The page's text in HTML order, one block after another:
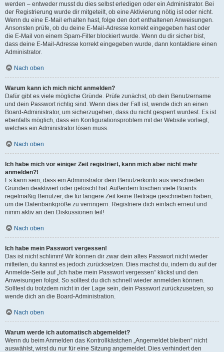
werden – entweder musst du dies selbst erledigen oder ein Administrator. Bei
der Registrierung wurde dir mitgeteilt, ob eine Aktivierung nötig ist oder nicht.
Wenn du eine E-Mail erhalten hast, folge den dort enthaltenen Anweisungen.
Ansonsten prüfe, ob du deine E-Mail-Adresse korrekt eingegeben hast oder
die E-Mail von einem Spam-Filter blockiert wurde. Wenn du dir sicher bist,
dass deine E-Mail-Adresse korrekt eingegeben wurde, dann kontaktiere einen
Administrator.
Nach oben
Warum kann ich mich nicht anmelden?
Dafür gibt es viele mögliche Gründe. Prüfe zunächst, ob dein Benutzername
und dein Passwort richtig sind. Wenn dies der Fall ist, wende dich an einen
Board-Administrator, um sicherzugehen, dass du nicht gesperrt wurdest. Es ist
ebenfalls möglich, dass ein Konfigurationsproblem mit der Website vorliegt,
welches ein Administrator lösen muss.
Nach oben
Ich habe mich vor einiger Zeit registriert, kann mich aber nicht mehr
anmelden?!
Es kann sein, dass ein Administrator dein Benutzerkonto aus verschieden
Gründen deaktiviert oder gelöscht hat. Außerdem löschen viele Boards
regelmäßig Benutzer, die für längere Zeit keine Beiträge geschrieben haben,
um die Datenbankgröße zu verringern. Registriere dich einfach erneut und
nimm aktiv an den Diskussionen teil!
Nach oben
Ich habe mein Passwort vergessen!
Das ist nicht schlimm! Wir können dir zwar dein altes Passwort nicht wieder
mitteilen, du kannst es jedoch zurücksetzen. Dies machst du, indem du auf der
Anmelde-Seite auf „Ich habe mein Passwort vergessen“ klickst und den
Anweisungen folgst. So solltest du dich schnell wieder anmelden können.
Solltest du trotzdem nicht in der Lage sein, dein Passwort zurückzusetzen, so
wende dich an die Board-Administration.
Nach oben
Warum werde ich automatisch abgemeldet?
Wenn du beim Anmelden das Kontrollkästchen „Angemeldet bleiben“ nicht
auswählst, wirst du nur für eine Sitzung angemeldet. Dies verhindert den